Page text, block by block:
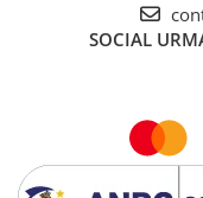
SOCIAL